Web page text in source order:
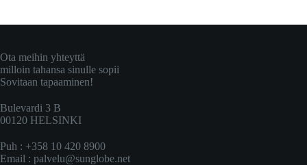
Ota meihin yhteyttä
milloin tahansa sinulle sopii
Sovitaan tapaaminen!
Bulevardi 3 B
00120 HELSINKI
Puh : +358 10 420 8900
Email : palvelu@sunglobe.net